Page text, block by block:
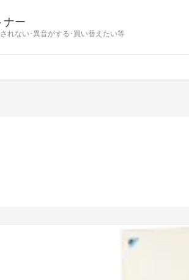
ナー
れない･異音がする･買い替えたい等